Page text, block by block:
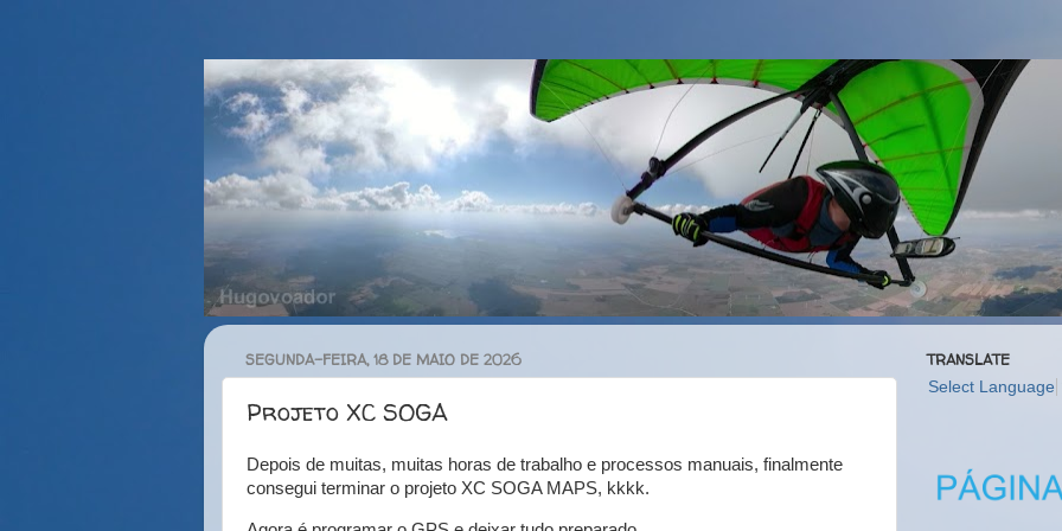
SEGUNDA-FEIRA, 18 DE MAIO DE 2026
Projeto XC SOGA
Depois de muitas, muitas horas de trabalho e processos manuais, finalmente
consegui terminar o projeto XC SOGA MAPS, kkkk.
TRANSLATE
Select Language